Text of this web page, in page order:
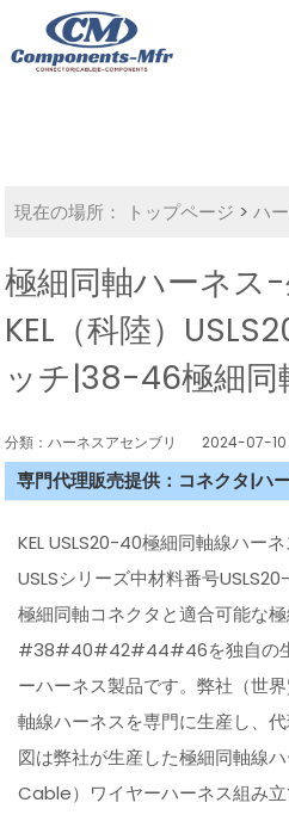
現在の場所： トップページ >ハ
極細同軸ハーネス
KEL（科陸）
ッチ|38-46極細同
分類：ハーネスアセンブリ 2024-07-10
専門代理販売提供：コネクタ|ハ
KEL USLS20-40極細同軸線ハー
USLSシリーズ中材料番号
極細同軸コネクタと適合可能な
#38#40#42#44#46を独自の生
ーハーネス製品です。弊社（世
軸線ハーネスを専門に生産し、
図は弊社が生産した極細同軸線
Cable）ワイヤーハーネス組み